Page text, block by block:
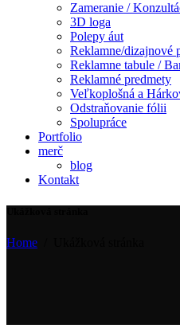
Zameranie /
3D loga
Polepy áut
Reklamne/dizajnové
Reklamne tabule /
Reklamné predmety
Veľkoplošná a
Odstraňovanie fólii
Spolupráce
Portfolio
merč
blog
Kontakt
Home